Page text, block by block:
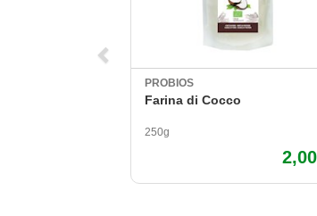
PROBIOS
Farina di Cocco
250g